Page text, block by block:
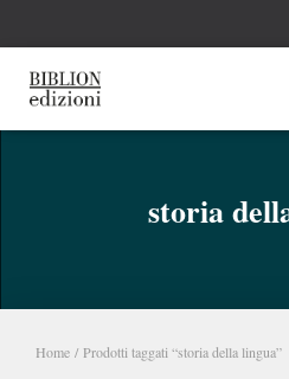
storia
Home / Prodotti taggati “storia della lingua”